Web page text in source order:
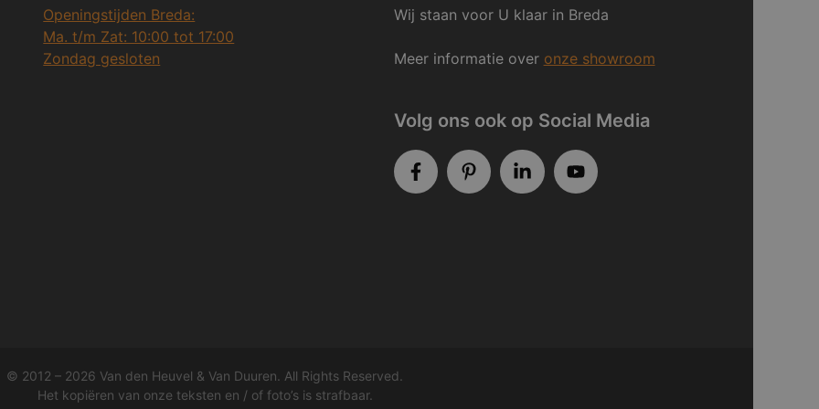
Openingstijden Breda:
Ma. t/m Zat: 10:00 tot 17:00
Zondag gesloten
Wij staan voor U klaar in Breda
Meer informatie over onze showroom
Volg ons ook op Social Media
© 2012 – 2026 Van den Heuvel & Van Duuren. All Rights Reserved.
Het kopiëren van onze teksten en / of foto’s is strafbaar.